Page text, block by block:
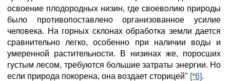
освоение плодородных низин, где своеволию природы
было противопоставлено организованное усилие
человека. На горных склонах обработка земли дается
сравнительно легко, особенно при наличии воды и
умеренной растительности. В низинах же, поросших
густым лесом, требуются большие затраты энергии. Но
если природа покорена, она воздает сторицей" [*6].